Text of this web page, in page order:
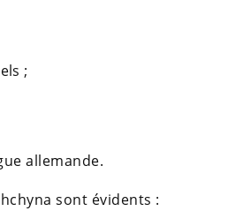
;
allemande.
sont évidents :